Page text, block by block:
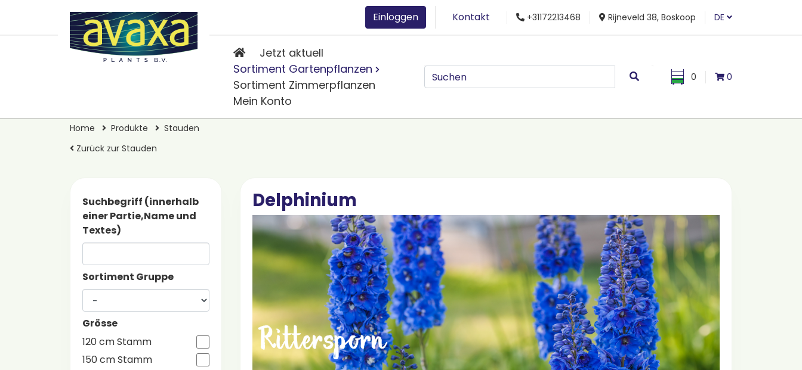
Einloggen Kontakt +31172213468 Rijneveld 38, Boskoop DE
Jetzt aktuell
Sortiment Gartenpflanzen
Sortiment Zimmerpflanzen
Mein Konto
0 0
Home Produkte
Stauden
Zurück zur Stauden
Suchbegriff (innerhalb
einer Partie,Name und
Textes)
Sortiment Gruppe
Grösse
120 cm Stamm
150 cm Stamm
Delphinium